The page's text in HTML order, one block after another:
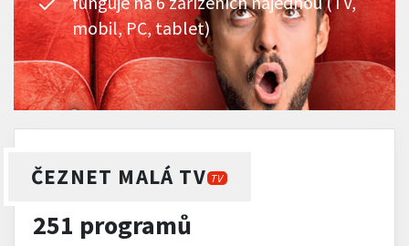
mobil, PC, tablet)
ČEZNET MALÁ TV TV
251 programů